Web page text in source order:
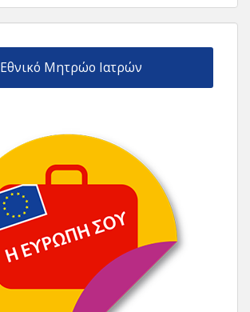
Εθνικό Μητρώο Ιατρών